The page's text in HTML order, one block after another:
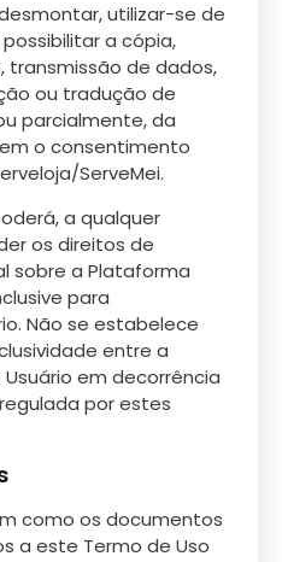
utilizar-se de
a cópia,
transmissão de dados,
ou tradução de
parcialmente, da
o consentimento
ServeMei.
a qualquer
os direitos de
sobre a Plataforma
para
Não se estabelece
entre a
em decorrência
por estes
como os documentos
a este Termo de Uso